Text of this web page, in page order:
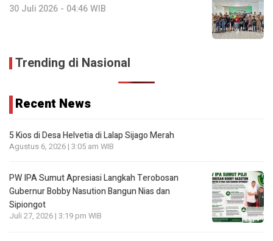
30 Juli 2026 - 04:46 WIB
Trending di Nasional
Recent News
5 Kios di Desa Helvetia di Lalap Sijago Merah
Agustus 6, 2026 | 3:05 am WIB
PW IPA Sumut Apresiasi Langkah Terobosan
Gubernur Bobby Nasution Bangun Nias dan
Sipiongot
Juli 27, 2026 | 3:19 pm WIB